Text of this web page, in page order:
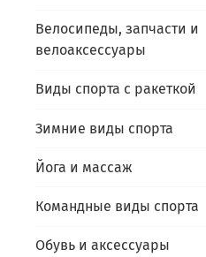
Велосипеды, запчасти и
велоаксессуары
Виды спорта с ракеткой
Зимние виды спорта
Йога и массаж
Командные виды спорта
Обувь и аксессуары